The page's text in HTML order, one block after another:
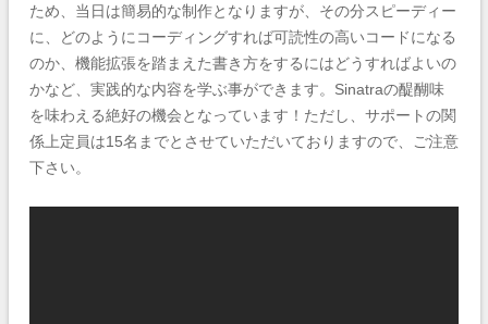
ため、当日は簡易的な制作となりますが、その分スピーディー
に、どのようにコーディングすれば可読性の高いコードになる
のか、機能拡張を踏まえた書き方をするにはどうすればよいの
かなど、実践的な内容を学ぶ事ができます。Sinatraの醍醐味
を味わえる絶好の機会となっています！ただし、サポートの関
係上定員は15名までとさせていただいておりますので、ご注意
下さい。